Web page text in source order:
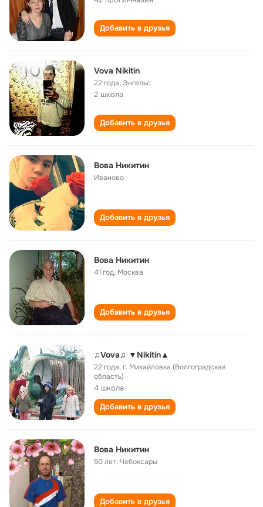
Добавить в друзья
Vova Nikitin
22 года, Энгельс
2 школа
Добавить в друзья
Вова Никитин
Иваново
Добавить в друзья
Вова Никитин
41 год, Москва
Добавить в друзья
♫Vova♫ ▼Nikitin▲
22 года,г. Михайловка (Волгоградская
область)
4 школа
Добавить в друзья
Вова Никитин
50 лет,Чебоксары
Добавить в друзья